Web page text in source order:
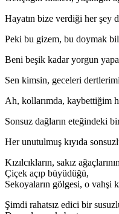
Hayatın bize verdiği her şey
Peki bu gizem, bu doymak
Beni beşik kadar yorgun
Sen kimsin, geceleri
Ah, kollarımda, kaybettiğim
Sonsuz dağların eteğindeki
Her unutulmuş kıyıda
Kızılcıkların, sakız ağaçlarının
Çiçek açıp büyüdüğü,
Sekoyaların gölgesi, o vahşi
Şimdi rahatsız edici bir